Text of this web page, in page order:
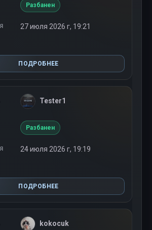
Разбанен
27 июля 2026 г, 19:21
ПОДРОБНЕЕ
Tester1
Разбанен
24 июля 2026 г, 19:19
ПОДРОБНЕЕ
kokocuk